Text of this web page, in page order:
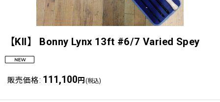
【KII】 Bonny Lynx 13ft #6/7 Varied Spey
販売価格: 111,100 円 (税込)